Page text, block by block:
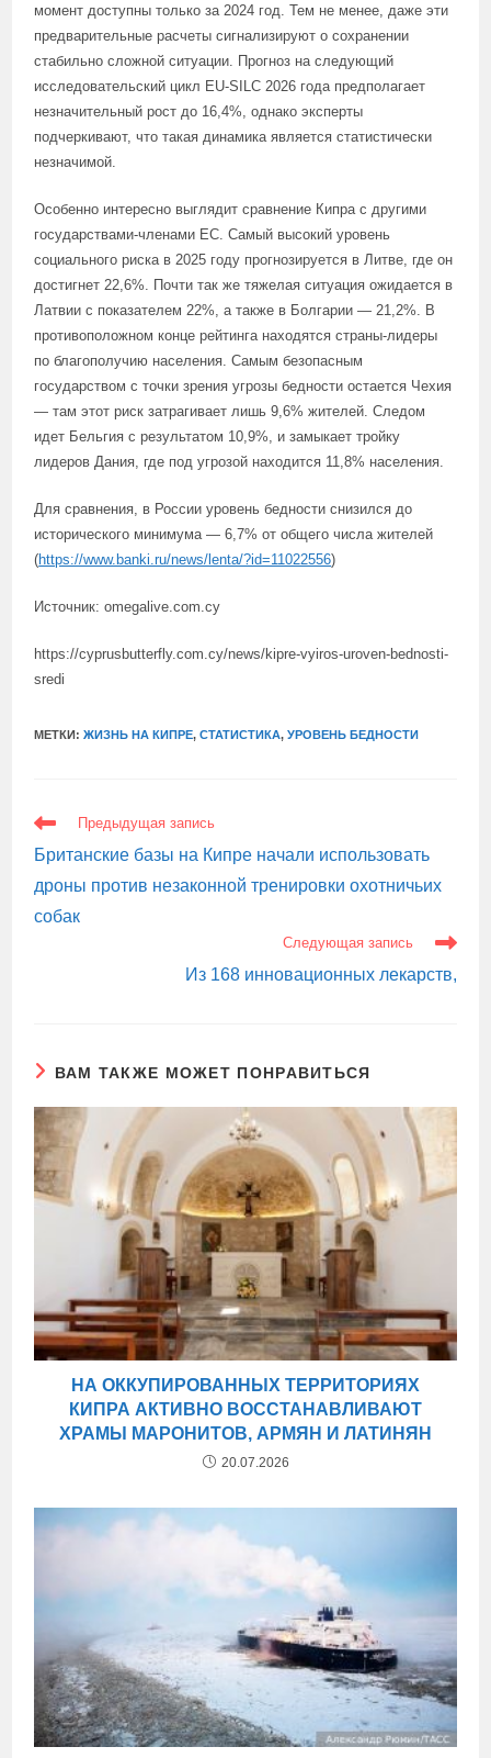
момент доступны только за 2024 год. Тем не менее, даже эти
предварительные расчеты сигнализируют о сохранении
стабильно сложной ситуации. Прогноз на следующий
исследовательский цикл EU-SILC 2026 года предполагает
незначительный рост до 16,4%, однако эксперты
подчеркивают, что такая динамика является статистически
незначимой.
Особенно интересно выглядит сравнение Кипра с другими
государствами-членами ЕС. Самый высокий уровень
социального риска в 2025 году прогнозируется в Литве, где он
достигнет 22,6%. Почти так же тяжелая ситуация ожидается в
Латвии с показателем 22%, а также в Болгарии — 21,2%. В
противоположном конце рейтинга находятся страны-лидеры
по благополучию населения. Самым безопасным
государством с точки зрения угрозы бедности остается Чехия
— там этот риск затрагивает лишь 9,6% жителей. Следом
идет Бельгия с результатом 10,9%, и замыкает тройку
лидеров Дания, где под угрозой находится 11,8% населения.
Для сравнения, в России уровень бедности снизился до
исторического минимума — 6,7% от общего числа жителей
(https://www.banki.ru/news/lenta/?id=11022556)
Источник: omegalive.com.cy
https://cyprusbutterfly.com.cy/news/kipre-vyiros-uroven-bednosti-
sredi
МЕТКИ:ЖИЗНЬ НА КИПРЕ, СТАТИСТИКА, УРОВЕНЬ БЕДНОСТИ
ЕЩЕ
СТАТЬИ
Предыдущая запись
Британские базы на Кипре начали использовать
дроны против незаконной тренировки охотничьих
собак
Следующая запись
Из 168 инновационных лекарств,
ВАМ ТАКЖЕ МОЖЕТ ПОНРАВИТЬСЯ
НА ОККУПИРОВАННЫХ ТЕРРИТОРИЯХ
КИПРА АКТИВНО ВОССТАНАВЛИВАЮТ
ХРАМЫ МАРОНИТОВ, АРМЯН И ЛАТИНЯН
20.07.2026